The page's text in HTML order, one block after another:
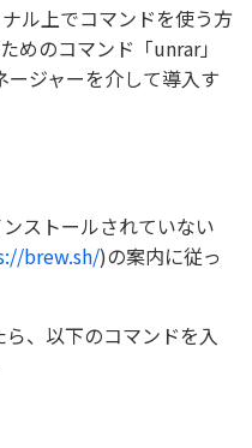
ル上でコマンドを使う方
めのコマンド「unrar」
ジャーを介して導入す
ストールされていない
brew.sh/)の案内に従っ
、以下のコマンドを入